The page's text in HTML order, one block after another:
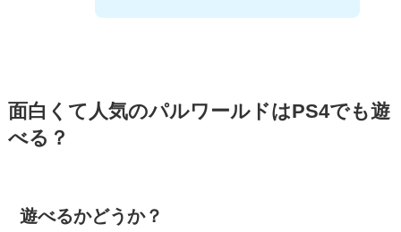
面白くて人気のパルワールドはPS4でも遊
べる？
遊べるかどうか？